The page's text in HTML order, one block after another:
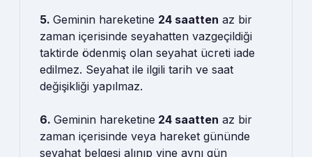
5. Geminin hareketine 24 saatten az bir
zaman içerisinde seyahatten vazgeçildiği
taktirde ödenmiş olan seyahat ücreti iade
edilmez. Seyahat ile ilgili tarih ve saat
değişikliği yapılmaz.
6. Geminin hareketine 24 saatten az bir
zaman içerisinde veya hareket gününde
seyahat belgesi alınıp yine aynı gün